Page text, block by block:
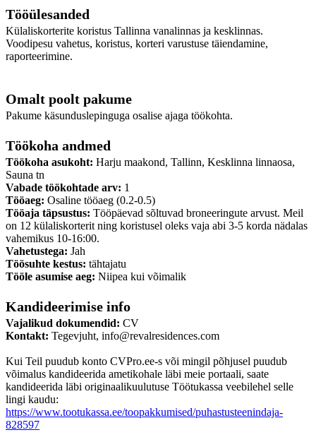
Tööülesanded
Külaliskorterite koristus Tallinna vanalinnas ja kesklinnas.
Voodipesu vahetus, koristus, korteri varustuse täiendamine,
raporteerimine.
Omalt poolt pakume
Pakume käsunduslepinguga osalise ajaga töökohta.
Töökoha andmed
Töökoha asukoht: Harju maakond, Tallinn, Kesklinna linnaosa,
Sauna tn
Vabade töökohtade arv: 1
Tööaeg: Osaline tööaeg (0.2-0.5)
Tööaja täpsustus: Tööpäevad sõltuvad broneeringute arvust. Meil
on 12 külaliskorterit ning koristusel oleks vaja abi 3-5 korda nädalas
vahemikus 10-16:00.
Vahetustega: Jah
Töösuhte kestus: tähtajatu
Tööle asumise aeg: Niipea kui võimalik
Kandideerimise info
Vajalikud dokumendid: CV
Kontakt: Tegevjuht, info@revalresidences.com
Kui Teil puudub konto CVPro.ee-s või mingil põhjusel puudub
võimalus kandideerida ametikohale läbi meie portaali, saate
kandideerida läbi originaalikuulutuse Töötukassa veebilehel selle
lingi kaudu:
https://www.tootukassa.ee/toopakkumised/puhastusteenindaja-
828597